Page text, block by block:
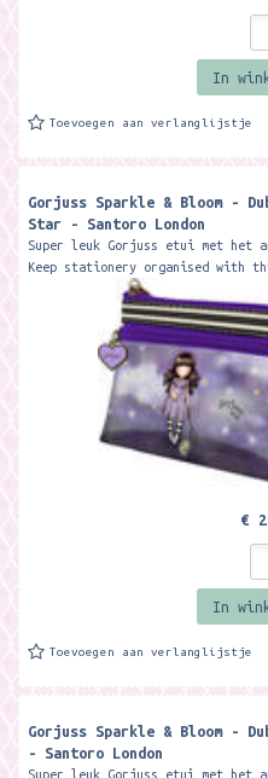
In
Toevoegen aan verlanglijstje
Gorjuss Sparkle & Bloom -
Star - Santoro London
Super leuk Gorjuss etui met het
Keep stationery organised with
€
In
Toevoegen aan verlanglijstje
Gorjuss Sparkle & Bloom -
- Santoro London
Super leuk Gorjuss etui met het